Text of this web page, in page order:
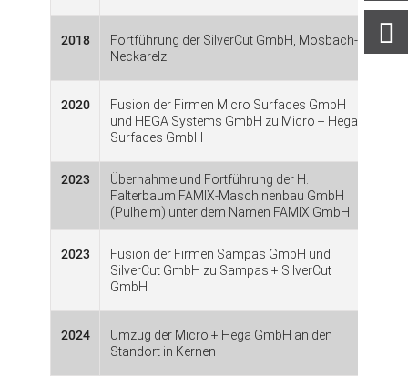
2018
Fortführung der SilverCut GmbH, Mosbach-
Neckarelz
2020
Fusion der Firmen Micro Surfaces GmbH
und HEGA Systems GmbH zu Micro + Hega
Surfaces GmbH
2023
Übernahme und Fortführung der H.
Falterbaum FAMIX-Maschinenbau GmbH
(Pulheim) unter dem Namen FAMIX GmbH
2023
Fusion der Firmen Sampas GmbH und
SilverCut GmbH zu Sampas + SilverCut
GmbH
2024
Umzug der Micro + Hega GmbH an den
Standort in Kernen